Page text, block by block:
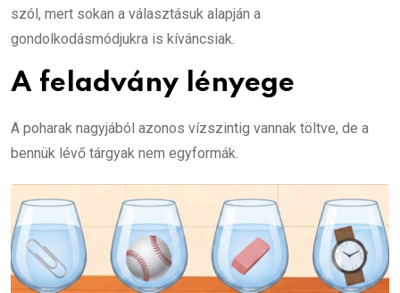
szól, mert sokan a választásuk alapján a
gondolkodásmódjukra is kíváncsiak.
A feladvány lényege
A poharak nagyjából azonos vízszintig vannak töltve, de a
bennük lévő tárgyak nem egyformák.